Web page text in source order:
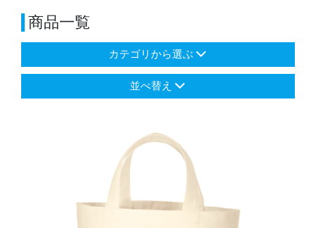
商品一覧
カテゴリから選ぶ
並べ替え